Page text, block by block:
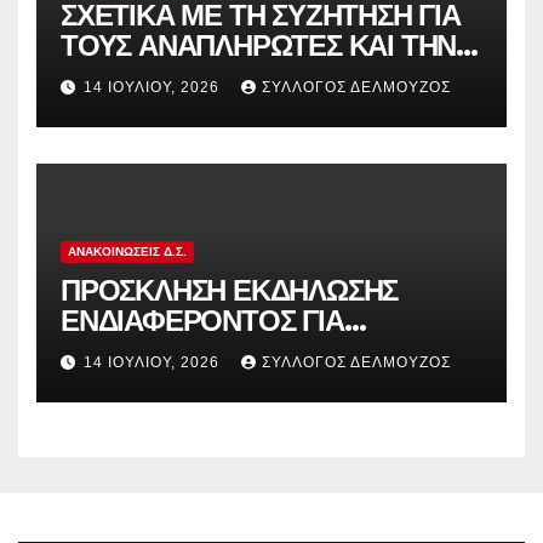
ΣΧΕΤΙΚΑ ΜΕ ΤΗ ΣΥΖΗΤΗΣΗ ΓΙΑ
ΤΟΥΣ ΑΝΑΠΛΗΡΩΤΕΣ ΚΑΙ ΤΗΝ
ΠΑΡΑΠΟΜΠΗ ΤΗΣ ΕΛΛΑΔΑΣ
ΣΤΟ ΕΥΡΩΠΑΪΚΟ ΔΙΚΑΣΤΗΡΙΟ
14 ΙΟΥΛΊΟΥ, 2026 ΣΎΛΛΟΓΟΣ ΔΕΛΜΟΎΖΟΣ
ΑΝΑΚΟΙΝΏΣΕΙΣ Δ.Σ.
ΠΡΟΣΚΛΗΣΗ ΕΚΔΗΛΩΣΗΣ
ΕΝΔΙΑΦΕΡΟΝΤΟΣ ΓΙΑ
ΚΑΤΑΣΚΗΝΩΣΕΙΣ ΔΟΕ
14 ΙΟΥΛΊΟΥ, 2026 ΣΎΛΛΟΓΟΣ ΔΕΛΜΟΎΖΟΣ